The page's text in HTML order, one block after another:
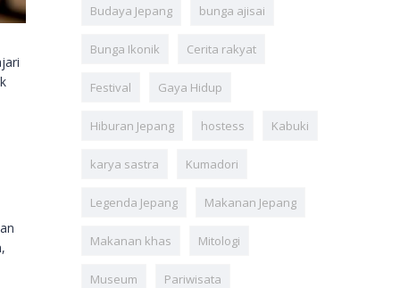
Budaya Jepang bunga ajisai
Bunga Ikonik Cerita rakyat
Festival Gaya Hidup
Hiburan Jepang hostess Kabuki
karya sastra Kumadori
Legenda Jepang Makanan Jepang
Makanan khas Mitologi
Museum Pariwisata